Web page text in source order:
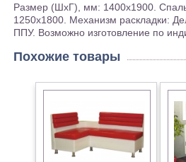
Размер (ШхГ), мм: 1400х1900.
1250х1800. Механизм раскладки:
ППУ. Возможно изготовление по
Похожие товары